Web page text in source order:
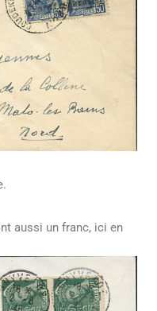
aussi un franc, ici en